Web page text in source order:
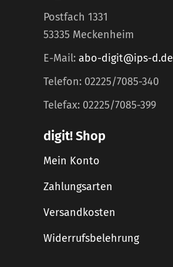
Postfach 1331
53335 Meckenheim
E-Mail: abo-digit@ips-d.de
Telefon: 02225/7085-340
Telefax: 02225/7085-399
digit! Shop
Mein Konto
Zahlungsarten
Versandkosten
Widerrufsbelehrung